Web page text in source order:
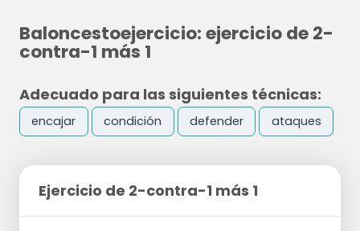
Baloncestoejercicio: ejercicio de 2-
contra-1 más 1
Adecuado para las siguientes técnicas:
encajar condición defender ataques
Ejercicio de 2-contra-1 más 1